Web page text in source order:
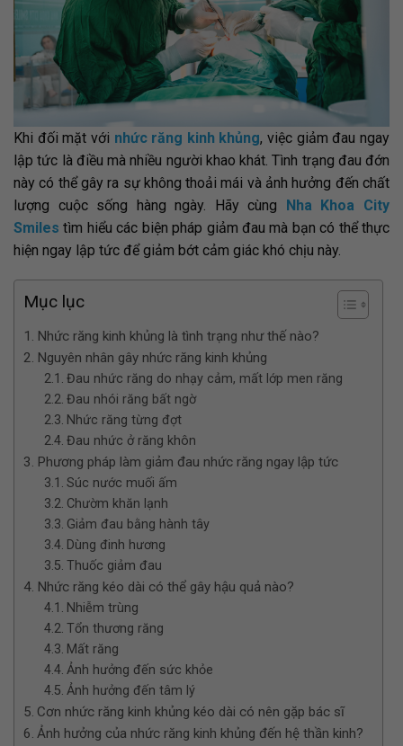
Khi đối mặt với nhức răng kinh khủng, việc giảm đau ngay
lập tức là điều mà nhiều người khao khát. Tình trạng đau đớn
này có thể gây ra sự không thoải mái và ảnh hưởng đến chất
lượng cuộc sống hàng ngày. Hãy cùng Nha Khoa City
Smiles tìm hiểu các biện pháp giảm đau mà bạn có thể thực
hiện ngay lập tức để giảm bớt cảm giác khó chịu này.
Mục lục
Nhức răng kinh khủng là tình trạng như thế nào?
Nguyên nhân gây nhức răng kinh khủng
Đau nhức răng do nhạy cảm, mất lớp men răng
Đau nhói răng bất ngờ
Nhức răng từng đợt
Đau nhức ở răng khôn
Phương pháp làm giảm đau nhức răng ngay lập tức
Súc nước muối ấm
Chườm khăn lạnh
Giảm đau bằng hành tây
Dùng đinh hương
Thuốc giảm đau
Nhức răng kéo dài có thể gây hậu quả nào?
Nhiễm trùng
Tổn thương răng
Mất răng
Ảnh hưởng đến sức khỏe
Ảnh hưởng đến tâm lý
Cơn nhức răng kinh khủng kéo dài có nên gặp bác sĩ
Ảnh hưởng của nhức răng kinh khủng đến hệ thần kinh?